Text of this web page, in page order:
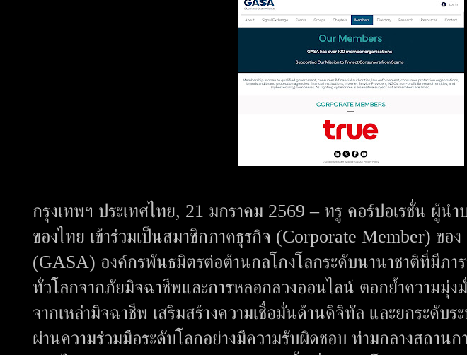
กรุงเทพฯ ประเทศไทย, 21 มกราคม 2569 – ทรู คอร์ปอเรชั่น ผู้น
ของไทย เข้าร่วมเป็นสมาชิกภาคธุรกิจ (Corporate Member) ข
(GASA) องค์กรพันธมิตรต่อต้านกลโกงโลกระดับนานาชาติที่มีภา
ทั่วโลกจากภัยมิจฉาชีพและการหลอกลวงออนไลน์ ตอกย้ำความมุ่ง
จากเหล่ามิจฉาชีพ เสริมสร้างความเชื่อมั่นด้านดิจิทัล และยกระดับ
ผ่านความร่วมมือระดับโลกอย่างมีความรับผิดชอบ ท่ามกลางสถาน